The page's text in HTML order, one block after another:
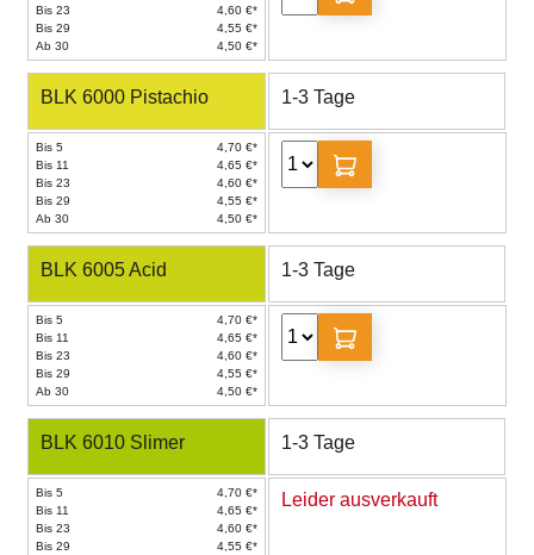
Bis 23
4,60 €*
Bis 29
4,55 €*
Ab 30
4,50 €*
BLK 6000 Pistachio 1-3 Tage
Bis 5
4,70 €*
Bis 11
4,65 €*
Bis 23
4,60 €*
Bis 29
4,55 €*
Ab 30
4,50 €*
BLK 6005 Acid 1-3 Tage
Bis 5
4,70 €*
Bis 11
4,65 €*
Bis 23
4,60 €*
Bis 29
4,55 €*
Ab 30
4,50 €*
BLK 6010 Slimer 1-3 Tage
Bis 5
4,70 €*
Bis 11
4,65 €*
Bis 23
4,60 €*
Bis 29
4,55 €*
Leider ausverkauft